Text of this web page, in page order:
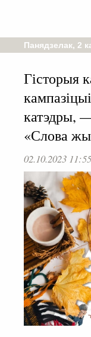
Панядзелак, 2
Гісторыя
катэдры,
«Слова
02.10.2023 11:55